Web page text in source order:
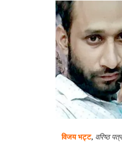
विजय भट्ट, वरिष्ठ